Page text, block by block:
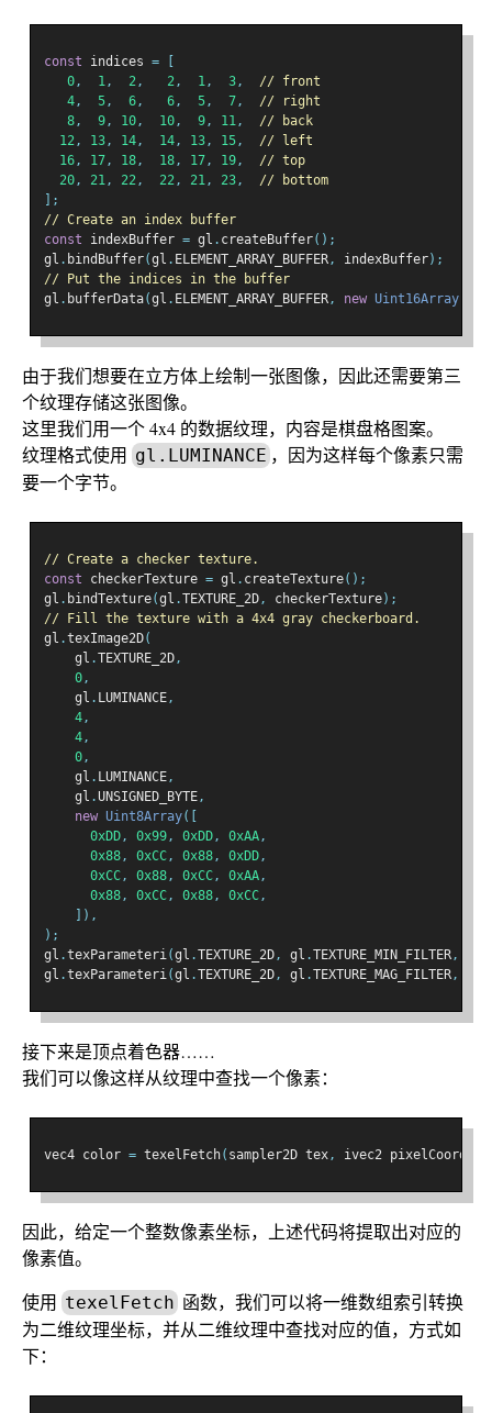
const indices =
0, 1, 2, 2, 1, 3,
// front
4, 5, 6, 6, 5, 7,
// right
8, 9, 10, 10, 9, 11,
// back
12, 13, 14, 14, 13, 15,
// left
16, 17, 18, 18, 17, 19,
// top
20, 21, 22, 22, 21, 23,
// bottom
];
// Create an index buffer
const indexBuffer = gl . createBuffer();
gl . bindBuffer(gl . ELEMENT_ARRAY_BUFFER, indexBuffer);
// Put the indices in the buffer
gl . bufferData(gl . ELEMENT_ARRAY_BUFFER, new Uint16Array
由于我们想要在立方体上绘制一张图像，因此还需要第三
个纹理存储这张图像。
这里我们用一个 4x4 的数据纹理，内容是棋盘格图案。
纹理格式使用 gl.LUMINANCE ，因为这样每个像素只需
要一个字节。
// Create a checker texture.
const checkerTexture = gl . createTexture();
gl . bindTexture(gl .TEXTURE_2D, checkerTexture);
// Fill the texture with a 4x4 gray checkerboard.
gl .texImage2D(
    gl
.TEXTURE_2D,
0,
    gl
. LUMINANCE,
4,
4,
0,
    gl
. LUMINANCE,
    gl
.UNSIGNED_BYTE,
new Uint8Array([
0xDD, 0x99, 0xDD, 0xAA,
0x88, 0xCC, 0x88, 0xDD,
0xCC, 0x88, 0xCC, 0xAA,
0x88, 0xCC, 0x88, 0xCC,
]),
);
gl .texParameteri(gl .TEXTURE_2D, gl .TEXTURE_MIN_FILTER,
gl .texParameteri(gl .TEXTURE_2D, gl .TEXTURE_MAG_FILTER,
接下来是顶点着色器……
我们可以像这样从纹理中查找一个像素：
vec4 color = texelFetch( sampler2D tex, ivec2 pixelCoord
因此，给定一个整数像素坐标，上述代码将提取出对应的
像素值。
使用 texelFetch 函数，我们可以将一维数组索引转换
为二维纹理坐标，并从二维纹理中查找对应的值，方式如
下：